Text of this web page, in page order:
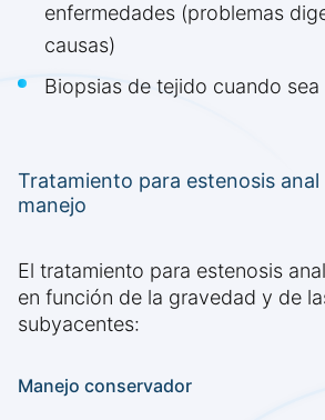
enfermedades (problemas
causas)
Biopsias de tejido cuando sea
Tratamiento para estenosis
manejo
El tratamiento para estenosis
en función de la gravedad y de
subyacentes:
Manejo conservador